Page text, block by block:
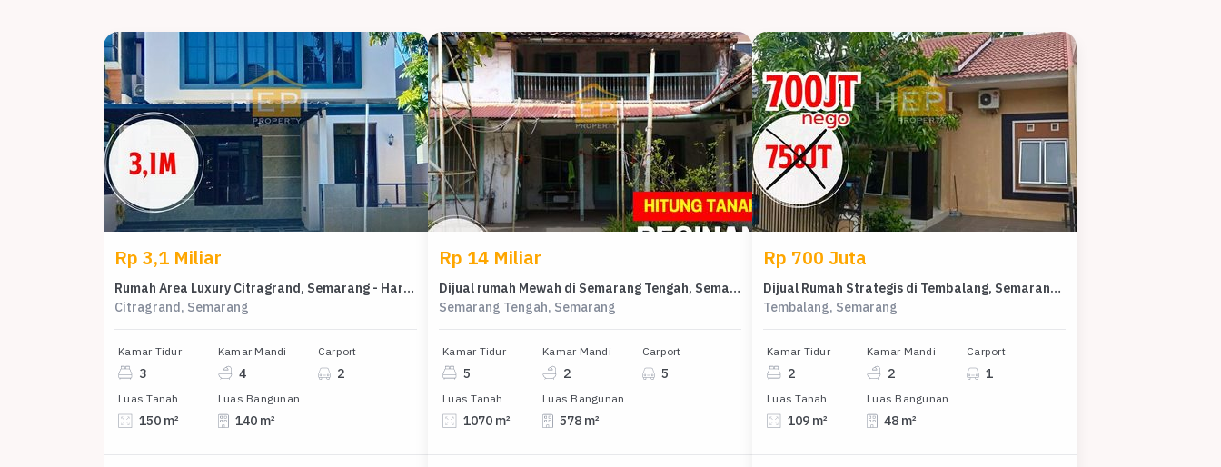
Rp 3,1 Miliar
Rumah Area Luxury Citragrand, Semarang - Harga Terbaik 3,1 Miliar
Citragrand, Semarang
Kamar Tidur
3
Kamar Mandi
4
Carport
2
Luas Tanah
150 m²
Luas Bangunan
140 m²
Rp 14 Miliar
Dijual rumah Mewah di Semarang Tengah, Semarang - LT 1070m²
Semarang Tengah, Semarang
Kamar Tidur
5
Kamar Mandi
2
Carport
5
Luas Tanah
1070 m²
Luas Bangunan
578 m²
Rp 700 Juta
Dijual Rumah Strategis di Tembalang, Semarang - LT 109m²
Tembalang, Semarang
Kamar Tidur
2
Kamar Mandi
2
Carport
1
Luas Tanah
109 m²
Luas Bangunan
48 m²